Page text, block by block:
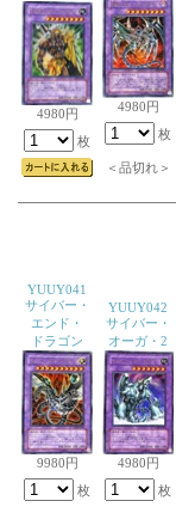
4980円
枚
4980円
枚
＜品切れ＞
YUUY041
サイバー・
エンド・
ドラゴン
9980円
枚
YUUY042
サイバー・
オーガ・2
4980円
枚